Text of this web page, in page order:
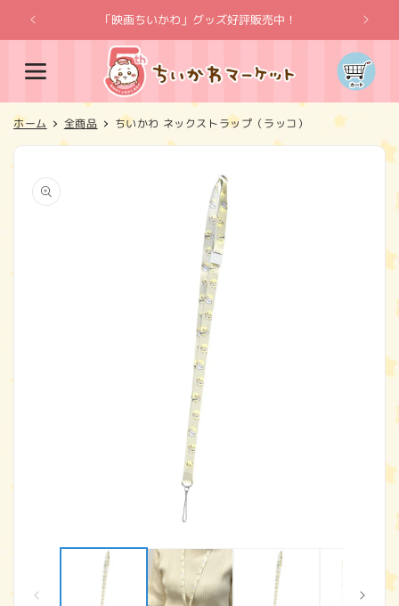
ンツに
進む
「映画ちいかわ」グッズ好評販売中！
カ
ー
ト
ホーム 全商品 ちいかわ ネックストラップ（ラッコ）
報にス
キップ